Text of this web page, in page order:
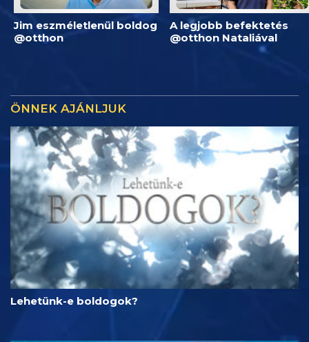
Jim eszméletlenül boldog
@otthon
A legjobb befektetés
@otthon Nataliával
ÖNNEK AJÁNLJUK
Lehetünk-e boldogok?